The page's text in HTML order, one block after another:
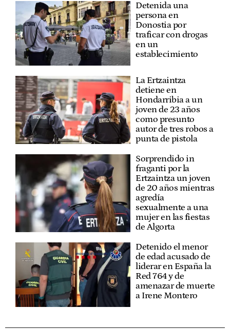
Detenida una
persona en
Donostia por
traficar con drogas
en un
establecimiento
La Ertzaintza
detiene en
Hondarribia a un
joven de 23 años
como presunto
autor de tres robos a
punta de pistola
Sorprendido in
fraganti por la
Ertzaintza un joven
de 20 años mientras
agredía
sexualmente a una
mujer en las fiestas
de Algorta
Detenido el menor
de edad acusado de
liderar en España la
Red 764 y de
amenazar de muerte
a Irene Montero